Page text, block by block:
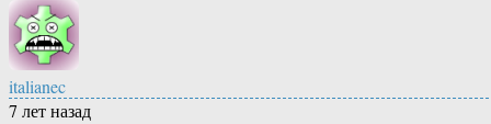
italianec
7 лет назад